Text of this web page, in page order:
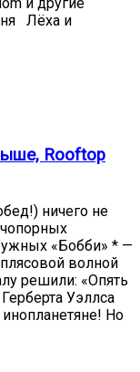
Лёха и
Rooftop
ничего не
«Бобби» * —
волной
решили: «Опять
Уэллса
Но